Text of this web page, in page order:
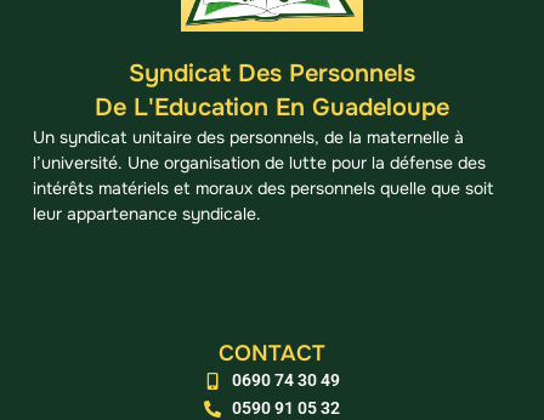
Syndicat Des Personnels
De L'Education En Guadeloupe
Un syndicat unitaire des personnels, de la maternelle à
l’université. Une organisation de lutte pour la défense des
intérêts matériels et moraux des personnels quelle que soit
leur appartenance syndicale.
CONTACT
0690 74 30 49
0590 91 05 32